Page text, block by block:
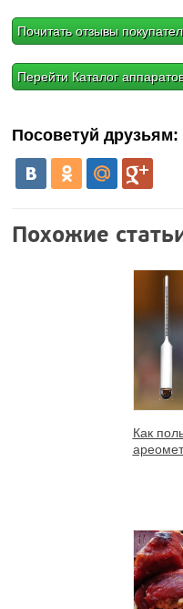
Почитать отзывы
Перейти Каталог
Посоветуй друзьям:
Похожие
Как